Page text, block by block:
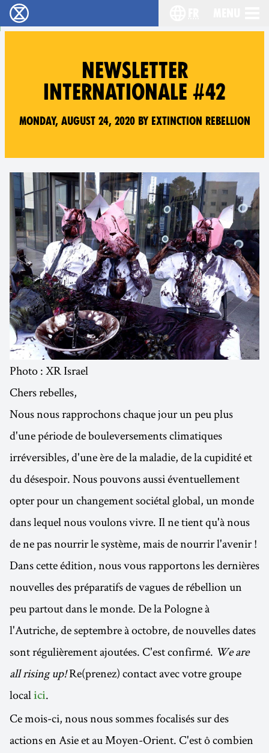
Extinction Rebellion - Home
NEWSLETTER
INTERNATIONALE #42
Monday, August 24, 2020 by Extinction Rebellion
Photo : XR Israel
Chers rebelles,
Nous nous rapprochons chaque jour un peu plus
d'une période de bouleversements climatiques
irréversibles, d'une ère de la maladie, de la cupidité et
du désespoir. Nous pouvons aussi éventuellement
opter pour un changement sociétal global, un monde
dans lequel nous voulons vivre. Il ne tient qu'à nous
de ne pas nourrir le système, mais de nourrir l'avenir !
Dans cette édition, nous vous rapportons les dernières
nouvelles des préparatifs de vagues de rébellion un
peu partout dans le monde. De la Pologne à
l'Autriche, de septembre à octobre, de nouvelles dates
sont régulièrement ajoutées. C'est confirmé. We are
all rising up!Re(prenez) contact avec votre groupe
local ici.
Ce mois-ci, nous nous sommes focalisés sur des
actions en Asie et au Moyen-Orient. C'est ô combien